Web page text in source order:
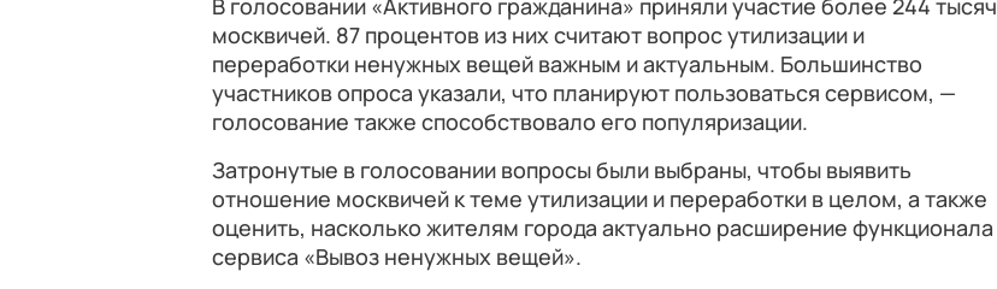
В голосовании «Активного гражданина» приняли участие более 244 тысяч
москвичей. 87 процентов из них считают вопрос утилизации и
переработки ненужных вещей важным и актуальным. Большинство
участников опроса указали, что планируют пользоваться сервисом, —
голосование также способствовало его популяризации.
Затронутые в голосовании вопросы были выбраны, чтобы выявить
отношение москвичей к теме утилизации и переработки в целом, а также
оценить, насколько жителям города актуально расширение функционала
сервиса «Вывоз ненужных вещей».